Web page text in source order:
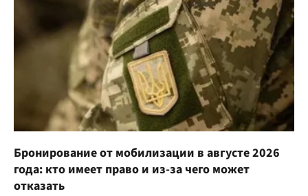
Бронирование от мобилизации в августе 2026
года: кто имеет право и из-за чего может
отказать